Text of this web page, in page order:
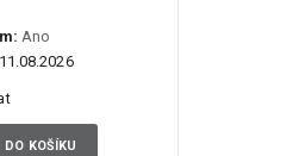
Ano
11.08.2026
DO KOŠÍKU